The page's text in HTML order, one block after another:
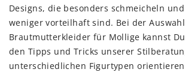
Designs, die besonders schmeicheln
weniger vorteilhaft sind. Bei der
Brautmutterkleider für Mollige kannst
den Tipps und Tricks unserer
unterschiedlichen Figurtypen